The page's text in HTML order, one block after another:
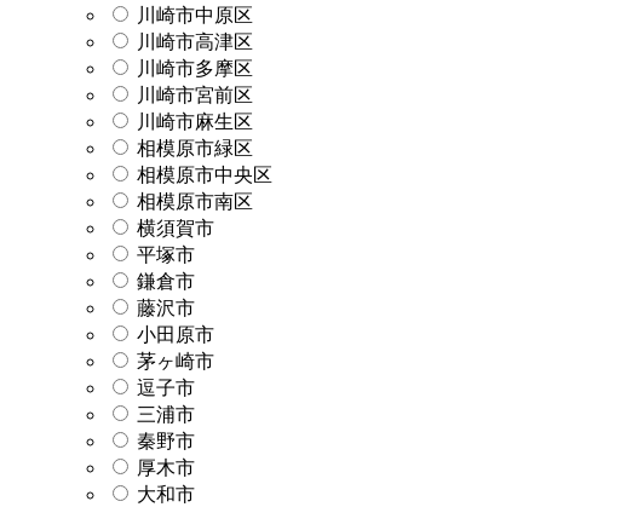
川崎市中原区
川崎市高津区
川崎市多摩区
川崎市宮前区
川崎市麻生区
相模原市緑区
相模原市中央区
相模原市南区
横須賀市
平塚市
鎌倉市
藤沢市
小田原市
茅ヶ崎市
逗子市
三浦市
秦野市
厚木市
大和市